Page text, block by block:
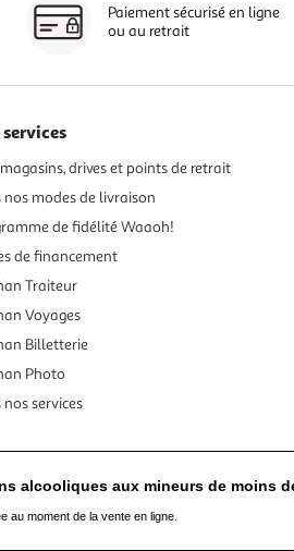
Paiement sécurisé en ligne
ou au retrait
services
drives et points de retrait
nos modes de livraison
de fidélité Waaoh!
de financement
Traiteur
Voyages
Billetterie
Photo
nos services
alcooliques aux mineurs de moins
au moment de la vente en ligne.